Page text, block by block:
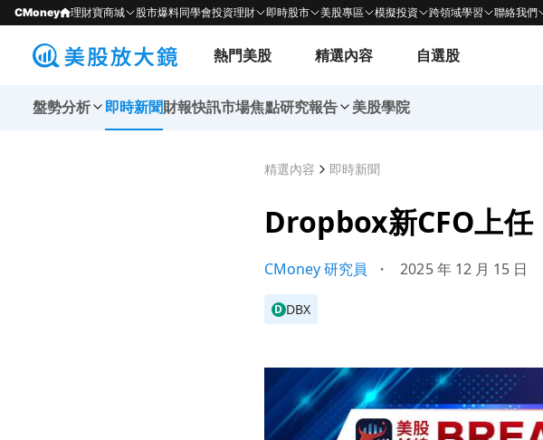
CMoney 理財寶商城 股市爆料同學會投資理財 即時股市 美股專區 模擬投資 跨領域學習 聯絡我們
熱門美股 精選內容 自選股
盤勢分析 即時新聞財報快訊市場焦點研究報告 美股學院
精選內容 即時新聞
Dropbox新CFO上任
CMoney 研究員 ・ 2025 年 12 月 15 日
D DBX